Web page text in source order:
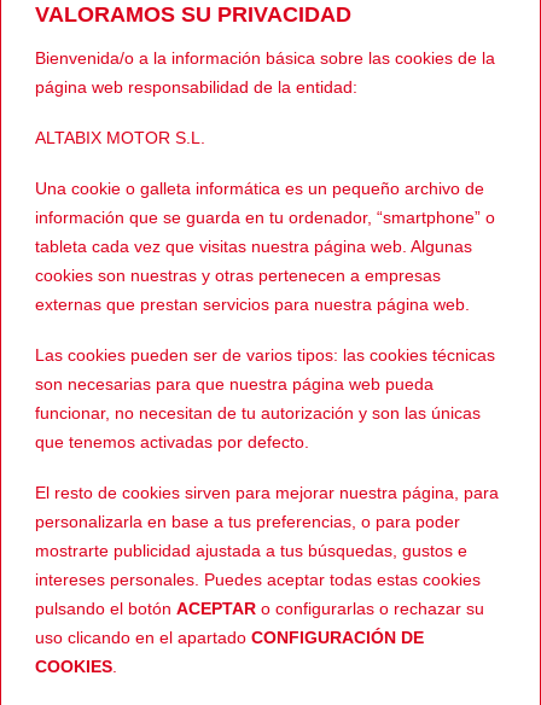
VALORAMOS SU PRIVACIDAD
Bienvenida/o a la información básica sobre las cookies de la
página web responsabilidad de la entidad:
ALTABIX MOTOR S.L.
Una cookie o galleta informática es un pequeño archivo de
información que se guarda en tu ordenador, “smartphone” o
tableta cada vez que visitas nuestra página web. Algunas
cookies son nuestras y otras pertenecen a empresas
externas que prestan servicios para nuestra página web.
Las cookies pueden ser de varios tipos: las cookies técnicas
son necesarias para que nuestra página web pueda
funcionar, no necesitan de tu autorización y son las únicas
que tenemos activadas por defecto.
El resto de cookies sirven para mejorar nuestra página, para
personalizarla en base a tus preferencias, o para poder
mostrarte publicidad ajustada a tus búsquedas, gustos e
intereses personales. Puedes aceptar todas estas cookies
pulsando el botón ACEPTAR o configurarlas o rechazar su
uso clicando en el apartado CONFIGURACIÓN DE
COOKIES.
octubre 2018
agosto 2018
marzo 2018
CATEGORÍAS
Evento
Noticias
Sin categoría
META
Acceder
Feed de entradas
Feed de comentarios